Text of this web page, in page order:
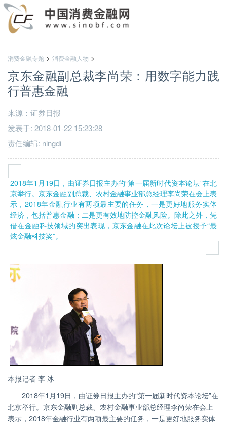
消费金融专题 > 消费金融人物 >
京东金融副总裁李尚荣：用数字能力践
行普惠金融
来源：证券日报
发表于: 2018-01-22 15:23:28
责任编辑: ningdi
2018年1月19日，由证券日报主办的“第一届新时代资本论坛”在北
京举行。京东金融副总裁、农村金融事业部总经理李尚荣在会上表
示，2018年金融行业有两项最主要的任务，一是更好地服务实体
经济，包括普惠金融；二是更有效地防控金融风险。除此之外，凭
借在金融科技领域的突出表现，京东金融在此次论坛上被授予“最
炫金融科技奖”。
本报记者 李 冰
2018年1月19日，由证券日报主办的“第一届新时代资本论坛”在
北京举行。京东金融副总裁、农村金融事业部总经理李尚荣在会上
表示，2018年金融行业有两项最主要的任务，一是更好地服务实体